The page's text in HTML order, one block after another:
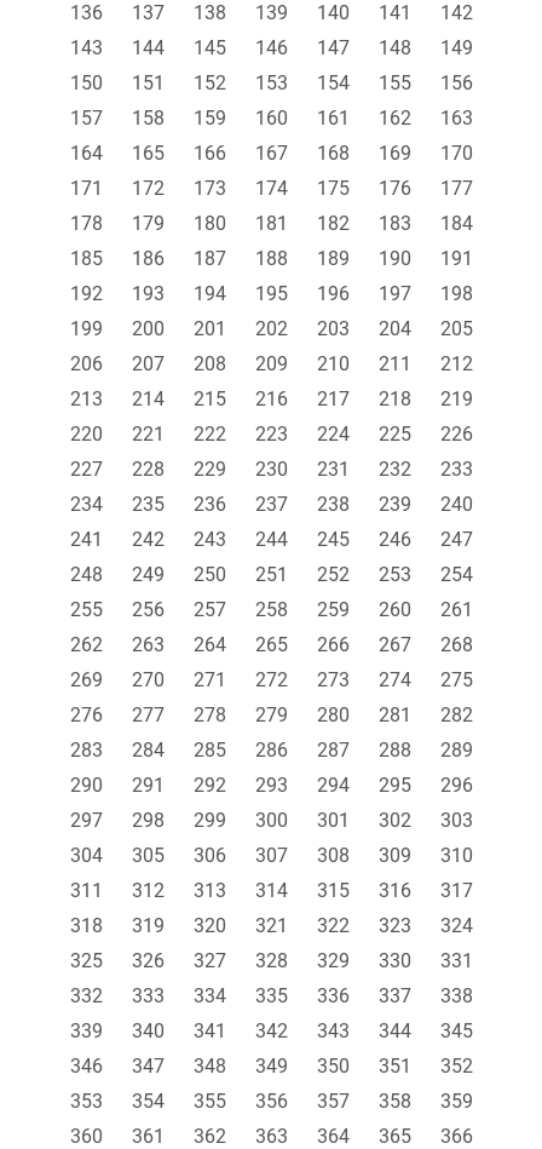
136
137 138 139 140 141
142
143
144 145 146 147 148
149
150
151 152 153 154 155
156
157
158 159 160 161 162
163
164
165 166 167 168 169
170
171
172 173 174 175 176
177
178
179 180 181 182 183
184
185
186 187 188 189 190
191
192
193 194 195 196 197
198
199
200 201 202 203 204
205
206
207 208 209 210 211
212
213
214 215 216 217 218
219
220
221 222 223 224 225
226
227
228 229 230 231 232
233
234
235 236 237 238 239
240
241
242 243 244 245 246
247
248
249 250 251 252 253
254
255
256 257 258 259 260
261
262
263 264 265 266 267
268
269
270 271 272 273 274
275
276
277 278 279 280 281
282
283
284 285 286 287 288
289
290
291 292 293 294 295
296
297
298 299 300 301 302
303
304
305 306 307 308 309
310
311
312 313 314 315 316
317
318
319 320 321 322 323
324
325
326 327 328 329 330
331
332
333 334 335 336 337
338
339
340 341 342 343 344
345
346
347 348 349 350 351
352
353
354 355 356 357 358
359
360
361 362 363 364 365
366